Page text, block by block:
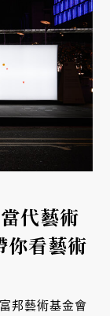
代藝術
你看藝術
邦藝術基金會